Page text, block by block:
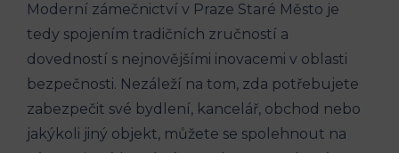
Moderní zámečnictví v Praze Staré Město je
tedy spojením tradičních zručností a
dovedností s nejnovějšími inovacemi v oblasti
bezpečnosti. Nezáleží na tom, zda potřebujete
zabezpečit své bydlení, kancelář, obchod nebo
jakýkoli jiný objekt, můžete se spolehnout na